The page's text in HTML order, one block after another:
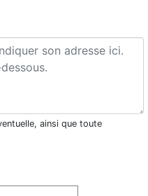
ainsi que toute